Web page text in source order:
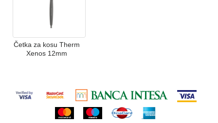
Četka za kosu Therm
Xenos 12mm